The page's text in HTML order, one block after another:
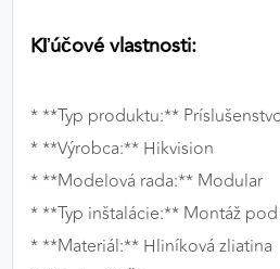
Kľúčové vlastnosti:
* **Typ produktu:**
* **Výrobca:** Hikvision
* **Modelová rada:** Modular
* **Typ inštalácie:** Montáž
* **Materiál:** Hliníková zliatina